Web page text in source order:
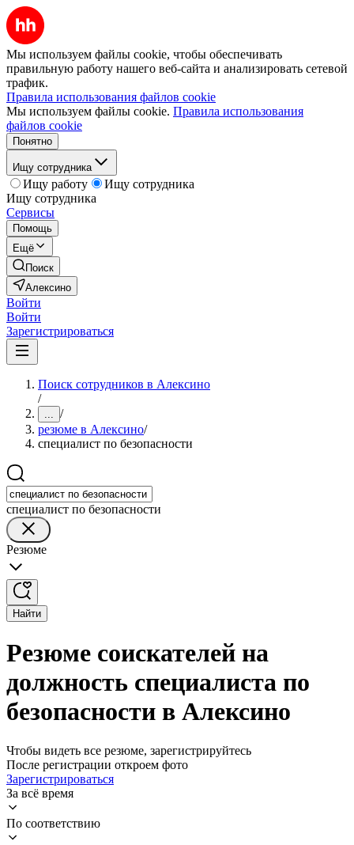
Мы используем файлы cookie, чтобы обеспечивать
правильную работу нашего веб-сайта и анализировать сетевой
трафик.
Правила использования файлов cookie
Мы используем файлы cookie. Правила использования
файлов cookie
Понятно
Ищу сотрудника
Ищу работу
Ищу сотрудника
Ищу сотрудника
Сервисы
Помощь
Ещё
Поиск
Алексино
Войти
Войти
Зарегистрироваться
Поиск сотрудников в Алексино
/
... /
резюме в Алексино/
специалист по безопасности
специалист по безопасности
Резюме
Найти
Резюме соискателей на
должность специалиста по
безопасности в Алексино
Чтобы видеть все резюме, зарегистрируйтесь
После регистрации откроем фото
Зарегистрироваться
За всё время
По соответствию